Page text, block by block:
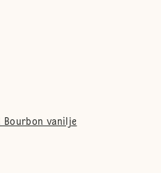
Bourbon vanilje